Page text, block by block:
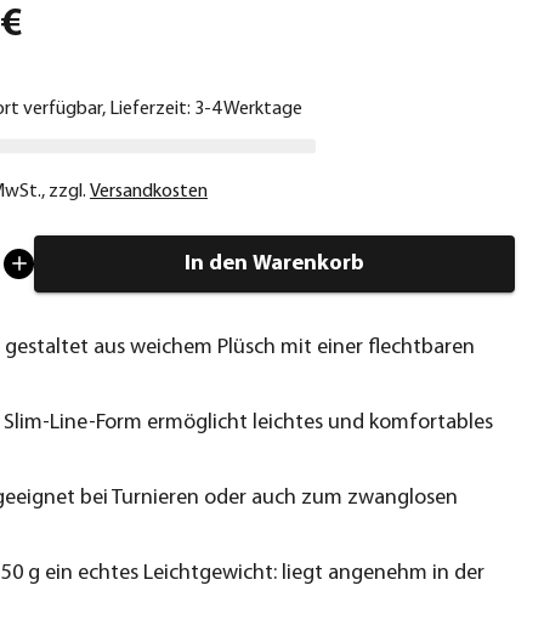
verfügbar, Lieferzeit: 3-4 Werktage
, zzgl. Versandkosten
In den Warenkorb
gestaltet aus weichem Plüsch mit einer flechtbaren
Slim-Line-Form ermöglicht leichtes und komfortables
bei Turnieren oder auch zum zwanglosen
g ein echtes Leichtgewicht: liegt angenehm in der